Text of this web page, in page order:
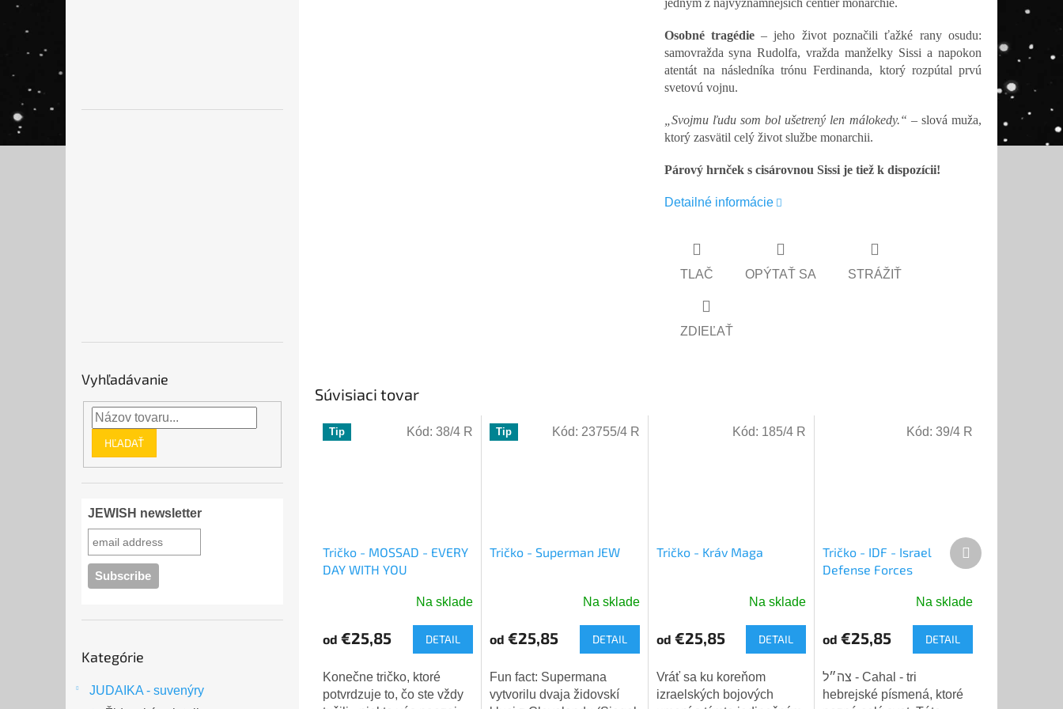
Vyhľadávanie
HĽADAŤ
JEWISH newsletter
kategórie
Kategórie
JUDAIKA - suvenýry
jedným z najvýznamnejších centier monarchie.
Osobné tragédie– jeho život poznačili ťažké rany osudu:
samovražda syna Rudolfa, vražda manželky Sissi a napokon
atentát na následníka trónu Ferdinanda, ktorý rozpútal prvú
svetovú vojnu.
„Svojmu ľudu som bol ušetrený len málokedy.“ – slová muža,
ktorý zasvätil celý život službe monarchii.
Párový hrnček s cisárovnou Sissi je tiež k dispozícii!
Detailné informácie
TLAČ OPÝTAŤ SA STRÁŽIŤ
ZDIEĽAŤ
Súvisiaci tovar
Tip
Tričko - MOSSAD - EVERY
DAY WITH YOU
produktu
5,0
z
Na sklade
od €25,85 DETAIL
Konečne tričko, ktoré
potvrdzuje to, čo ste vždy
Kód: 38/4 R Tip
Tričko - Superman JEW
Na sklade
od €25,85 DETAIL
Fun fact: Supermana
vytvorilu dvaja židovskí
Kód: 23755/4 R
Tričko - Kráv Maga
Na sklade
od €25,85 DETAIL
Vráť sa ku koreňom
izraelských bojových
Kód: 185/4 R
Tričko - IDF - Israel
Defense Forces
produktu
5,0
z
Na sklade
od €25,85 DETAIL
צה״ל - Cahal - tri
hebrejské písmená, ktoré
Kód: 39/4 R
Ďalší
produkt